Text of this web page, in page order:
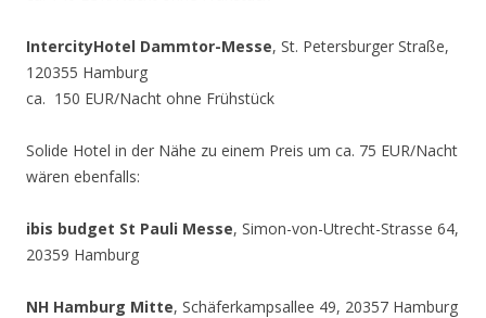
IntercityHotel Dammtor-Messe, St. Petersburger Straße,
120355 Hamburg
ca. 150 EUR/Nacht ohne Frühstück
Solide Hotel in der Nähe zu einem Preis um ca. 75 EUR/Nacht
wären ebenfalls:
ibis budget St Pauli Messe, Simon-von-Utrecht-Strasse 64,
20359 Hamburg
NH Hamburg Mitte, Schäferkampsallee 49, 20357 Hamburg